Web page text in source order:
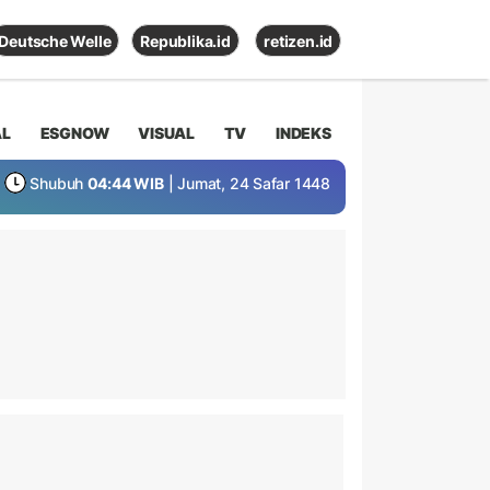
Deutsche Welle Republika.id retizen.id
ESGNOW VISUAL TV INDEKS
Shubuh 04:44 WIB | Jumat, 24 Safar 1448